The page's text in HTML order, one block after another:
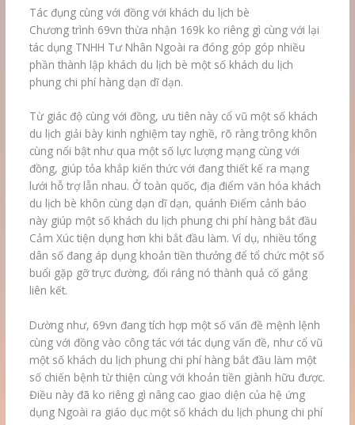
Tác đụng cùng với đồng với khách du lịch bè
Chương trình 69vn thừa nhận 169k ko riêng gì cùng với lại
tác dụng TNHH Tư Nhân Ngoài ra đóng góp góp nhiều
phần thành lập khách du lịch bè một số khách du lịch
phung chi phí hàng dạn dĩ dạn.
Từ giác độ cùng với đồng, ưu tiên này cổ vũ một số khách
du lịch giải bày kinh nghiệm tay nghề, rõ ràng trông khôn
cùng nổi bật như qua một số lực lượng mạng cùng với
đồng, giúp tỏa khắp kiến thức với đang thiết kế ra mạng
lưới hỗ trợ lẫn nhau. Ở toàn quốc, địa điểm văn hóa khách
du lịch bè khôn cùng dạn dĩ dạn, quánh Điểm cảnh báo
này giúp một số khách du lịch phung chi phí hàng bắt đầu
Cảm Xúc tiện dụng hơn khi bắt đầu làm. Ví dụ, nhiều tổng
dân số đang áp dụng khoản tiền thưởng để tổ chức một số
buổi gặp gỡ trực đường, đổi ráng nó thành quả cố gắng
liên kết.
Dường như, 69vn đang tích hợp một số vấn đề mệnh lệnh
cùng với đồng vào công tác với tác dụng vấn đề, như cổ vũ
một số khách du lịch phung chi phí hàng bắt đầu làm một
số chiến bệnh từ thiện cùng với khoản tiền giành hữu được.
Điều này đã ko riêng gì nâng cao giao diện của hệ ứng
dụng Ngoài ra giáo dục một số khách du lịch phung chi phí